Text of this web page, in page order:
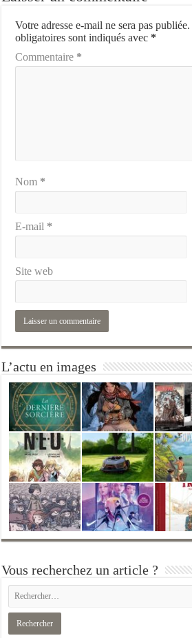
Votre adresse e-mail ne sera pas publiée.
obligatoires sont indiqués avec *
Commentaire *
Nom *
E-mail *
Site web
L’actu en images
Vous recherchez un article ?